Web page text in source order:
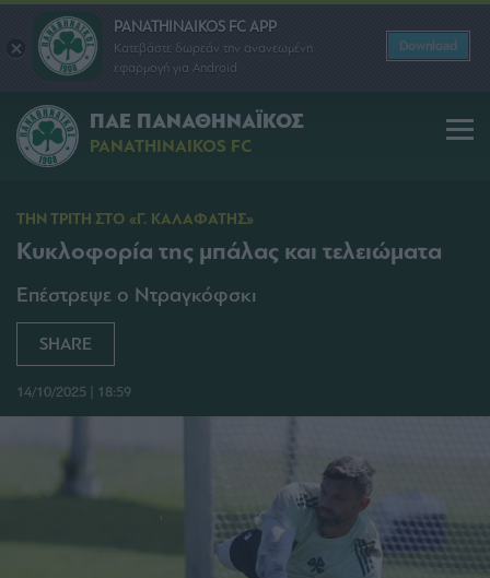
PANATHINAIKOS FC APP
Κατεβάστε δωρεάν την ανανεωμένη
εφαρμογή για Android
Download
ΠΑΕ ΠΑΝΑΘΗΝΑΪΚΟΣ
PANATHINAIKOS FC
ΤΗΝ ΤΡΙΤΗ ΣΤΟ «Γ. ΚΑΛΑΦΑΤΗΣ»
Κυκλοφορία της μπάλας και τελειώματα
Επέστρεψε ο Ντραγκόφσκι
SHARE
14/10/2025 | 18:59